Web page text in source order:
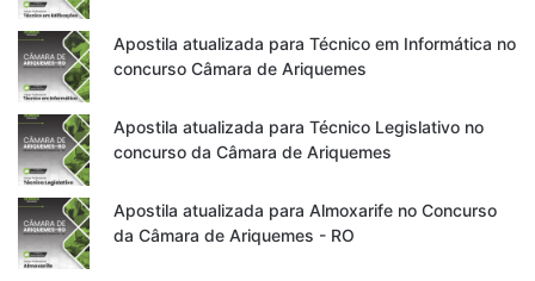
Apostila atualizada para Técnico em Informática no
concurso Câmara de Ariquemes
Apostila atualizada para Técnico Legislativo no
concurso da Câmara de Ariquemes
Apostila atualizada para Almoxarife no Concurso
da Câmara de Ariquemes - RO